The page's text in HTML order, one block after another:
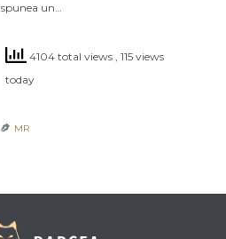
spunea un…
4104 total views , 115 views
today
 MR